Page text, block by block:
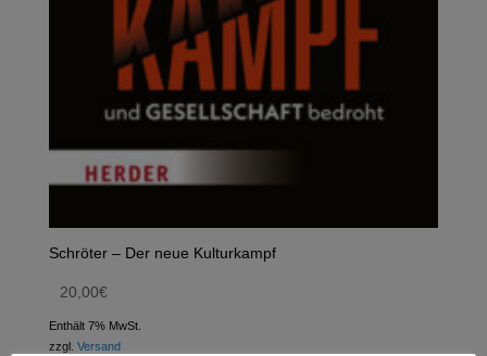
Schröter – Der neue Kulturkampf
20,00€
Enthält 7% MwSt.
zzgl. Versand